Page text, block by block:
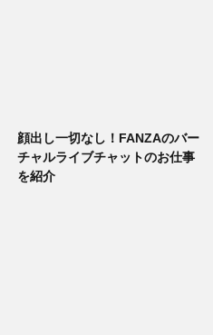
顔出し一切なし！FANZAのバー
チャルライブチャットのお仕事
を紹介